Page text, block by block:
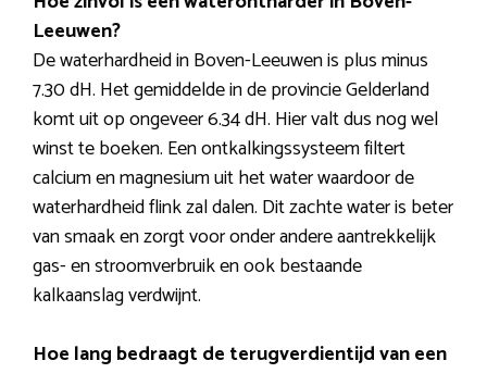
Leeuwen?
De waterhardheid in Boven-Leeuwen is plus minus
7.30 dH. Het gemiddelde in de provincie Gelderland
komt uit op ongeveer 6.34 dH. Hier valt dus nog wel
winst te boeken. Een ontkalkingssysteem filtert
calcium en magnesium uit het water waardoor de
waterhardheid flink zal dalen. Dit zachte water is beter
van smaak en zorgt voor onder andere aantrekkelijk
gas- en stroomverbruik en ook bestaande
kalkaanslag verdwijnt.
Hoe lang bedraagt de terugverdientijd van een